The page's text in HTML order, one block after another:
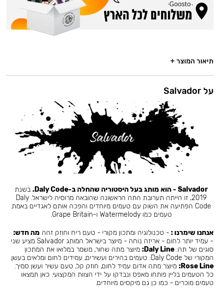
תיאור המוצר +
על Salvador
Salvador - הוא מותג בעל היסטוריה שהחלה ב-Daly Code.
בשנת
2019, זו הייתה תערובת התה הראשונה שהובאה מרוסיה לישראל. Daly
Code הפתיעה את השוק עם טעמים מיוחדים והפכה אותם לאגדיים באמת.
טעמים כמו Watermelody ו-Grape Britain.
אנחנו שימרנו : - טכנולוגיה ומתכון מקורי - טעם ריח וחוזק זהה מה חדש:
- עמיד יותר לחום - אריזה נוחה - מיוצר בישראל המותג Salvador מציע שני
סוגים של תה:Daly Line: מיוצר מתה שחור, משמר במלואו את המתכון
המקורי של Daly Code: טעמים בהירים ועשירים, עמידים לחום ומלאים בעשן.
Rose Line: מיוצר מתה אדום עמיד לחום, חוזק קל, טעם עשיר ועשן סמיך.
כל הטעמים בליין פותחו מאפס ונבדקו על ידי הצוות המקצועי. כאן תמצאו
טעמים מוכרים - כמו כן גם מיקסים מיוחדים.